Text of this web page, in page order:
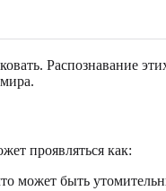
Распознавание
проявляться как:
может быть